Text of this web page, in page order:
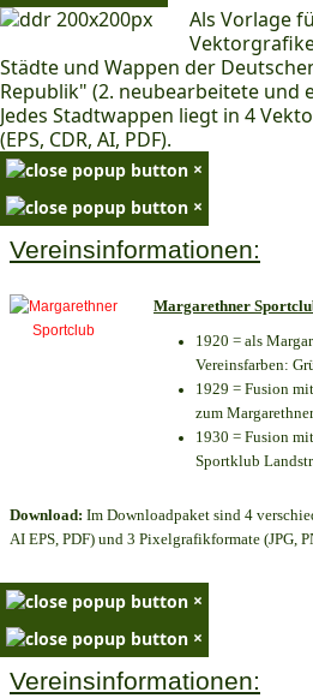
Als Vorlage
Städte und Wappen der
Republik" (2. neubearbeitete und
Jedes Stadtwappen liegt in 4
(EPS, CDR, AI, PDF).
×
×
Vereinsinformationen:
Margarethner
1920 = als
Vereinsfarben:
1929 = Fusion
zum
1930 = Fusion
Sportklub
Download: Im Downloadpaket sind 4
AI EPS, PDF) und 3 Pixelgrafikformate (JPG,
×
×
Vereinsinformationen: